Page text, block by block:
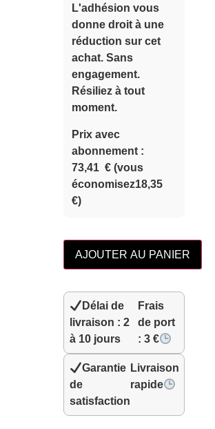
L'adhésion vous
donne droit à une
réduction sur cet
achat. Sans
engagement.
Résiliez à tout
moment.
Prix ​​avec
abonnement :
73,41 € (vous
économisez18,35
€)
AJOUTER AU PANIER
Délai de
livraison : 2
à 10 jours
Frais
de port
: 3 €
Garantie
de
satisfaction
Livraison
rapide